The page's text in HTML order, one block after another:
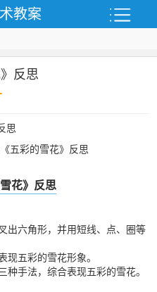
教案
反思
思
花》反思
六角形，并用短线、点、圈等
五彩的雪花形象。
手法，综合表现五彩的雪花。